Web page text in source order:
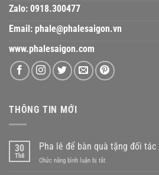
Zalo: 0918.300477
Email: phale@phalesaigon.vn
www.phalesaigon.com
THÔNG TIN MỚI
30
Th8
Pha lê để bàn quà tặng đối tác
Chức năng bình luận bị tắtở